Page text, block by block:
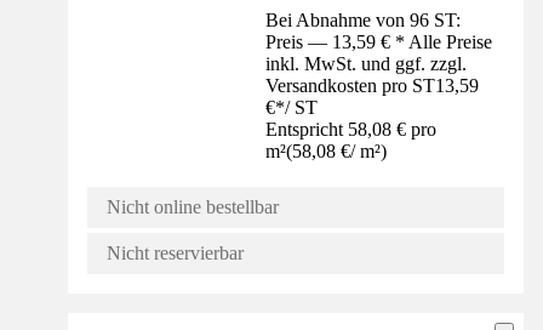
Bei Abnahme von 96 ST:
Preis — 13,59 € * Alle Preise
inkl. MwSt. und ggf. zzgl.
Versandkosten pro ST13,59
€*/ ST
Entspricht 58,08 € pro
m²(58,08 €/ m²)
Nicht online bestellbar
Nicht reservierbar